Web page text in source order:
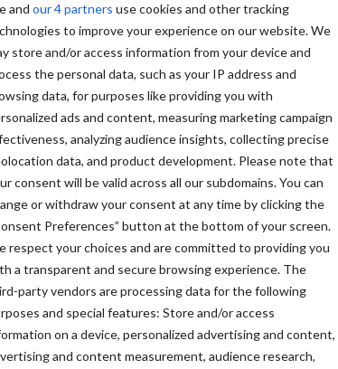
and our 4 partners use cookies and other tracking
to improve your experience on our website. We
store and/or access information from your device and
the personal data, such as your IP address and
data, for purposes like providing you with
ads and content, measuring marketing campaign
analyzing audience insights, collecting precise
data, and product development. Please note that
consent will be valid across all our subdomains. You can
or withdraw your consent at any time by clicking the
Preferences” button at the bottom of your screen.
respect your choices and are committed to providing you
a transparent and secure browsing experience. The
party vendors are processing data for the following
and special features: Store and/or access
on a device, personalized advertising and content,
and content measurement, audience research,
ecologische beoordeling van de
uitgevoerd. Dit onderzoek
voor de instandhoudingsdoelstellingen van
Dit is een belangrijke
vergunningverlening.
opgesteld van hoe de
er een aanvulling gemaakt van de eerdere
Deze documenten zijn opgenomen